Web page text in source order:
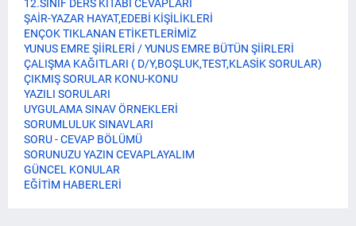
12.SINIF DERS KİTABI CEVAPLARI
ŞAİR-YAZAR HAYAT,EDEBİ KİŞİLİKLERİ
ENÇOK TIKLANAN ETİKETLERİMİZ
YUNUS EMRE ŞİİRLERİ / YUNUS EMRE BÜTÜN ŞİİRLERİ
ÇALIŞMA KAĞITLARI ( D/Y,BOŞLUK,TEST,KLASİK SORULAR)
ÇIKMIŞ SORULAR KONU-KONU
YAZILI SORULARI
UYGULAMA SINAV ÖRNEKLERİ
SORUMLULUK SINAVLARI
SORU - CEVAP BÖLÜMÜ
SORUNUZU YAZIN CEVAPLAYALIM
GÜNCEL KONULAR
EĞİTİM HABERLERİ